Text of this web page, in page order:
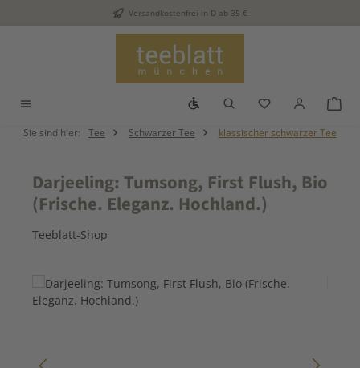
Zum Hauptinhalt springenVersandkostenfrei in D ab 35 €
Werkzeugleiste anzeigen
Du hast 0
Sie sind hier: Tee Schwarzer Tee klassischer schwarzer Tee
Darjeeling: Tumsong, First Flush, Bio
(Frische. Eleganz. Hochland.)
Teeblatt-Shop
Bildergalerie überspringen